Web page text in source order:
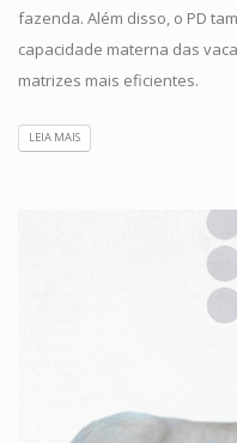
fazenda. Além disso, o PD
capacidade materna das
matrizes mais eficientes.
LEIA MAIS